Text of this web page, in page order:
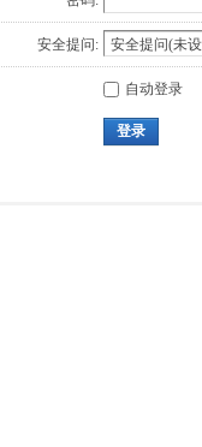
安全提问:
自动登录
登录